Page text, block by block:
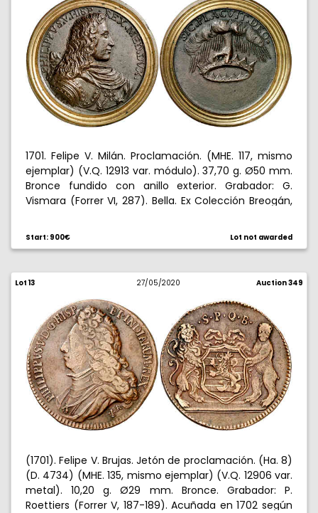
1701. Felipe V. Milán. Proclamación. (MHE. 117, mismo
ejemplar) (V.Q. 12913 var. módulo). 37,70 g. Ø50 mm.
Bronce fundido con anillo exterior. Grabador: G.
Vismara (Forrer VI, 287). Bella. Ex Colección Breogán,
Rarísima. EBC.
Start: 900€ Lot not awarded
Lot 13 27/05/2020 Auction 349
(1701). Felipe V. Brujas. Jetón de proclamación. (Ha. 8)
(D. 4734) (MHE. 135, mismo ejemplar) (V.Q. 12906 var.
metal). 10,20 g. Ø29 mm. Bronce. Grabador: P.
Roettiers (Forrer V, 187-189). Acuñada en 1702 según